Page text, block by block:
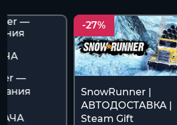
—
-27%
SnowRunner |
АВТОДОСТАВКА |
Steam Gift